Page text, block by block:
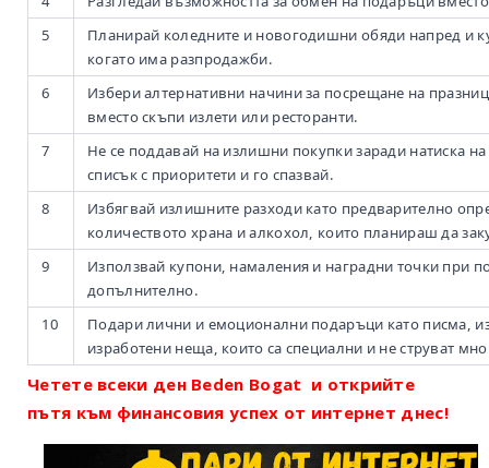
5
Планирай коледните и новогодишни обяди напред и
когато има разпродажби.
6
Избери алтернативни начини за посрещане на
вместо скъпи излети или ресторанти.
7
Не се поддавай на излишни покупки заради натиска
списък с приоритети и го спазвай.
8
Избягвай излишните разходи като предварително
количеството храна и алкохол, които планираш да
9
Използвай купони, намаления и наградни точки при
допълнително.
10
Подари лични и емоционални подаръци като писма,
изработени неща, които са специални и не струват
Четете всеки ден Beden Bogat и открийте
пътя към финансовия успех от интернет днес!